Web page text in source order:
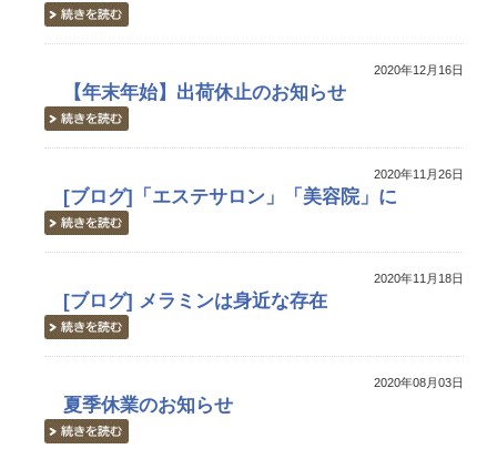
2020年12月16日
【年末年始】出荷休止のお知らせ
2020年11月26日
[ブログ]「エステサロン」「美容院」に
2020年11月18日
[ブログ] メラミンは身近な存在
2020年08月03日
夏季休業のお知らせ